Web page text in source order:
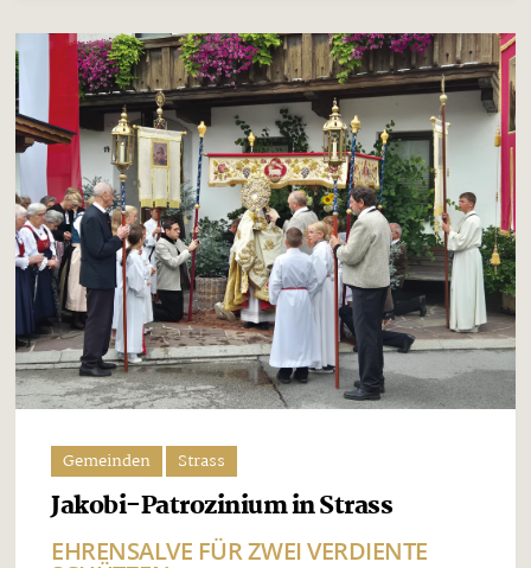
Gemeinden Strass
Jakobi-Patrozinium in Strass
EHRENSALVE FÜR ZWEI VERDIENTE